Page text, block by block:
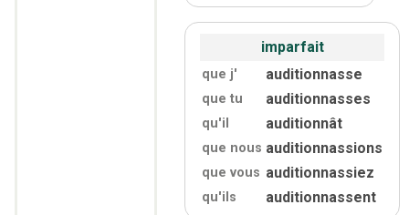
imparfait
que j' auditionnasse
que tu auditionnasses
qu'il auditionnât
que nous auditionnassions
que vous auditionnassiez
qu'ils auditionnassent